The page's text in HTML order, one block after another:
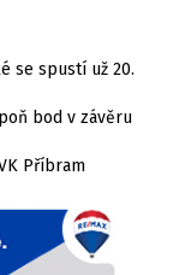
se spustí už 20.
bod v závěru
Příbram